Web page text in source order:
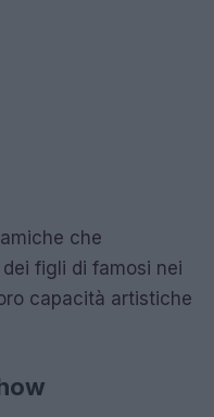
che
figli di famosi nei
capacità artistiche